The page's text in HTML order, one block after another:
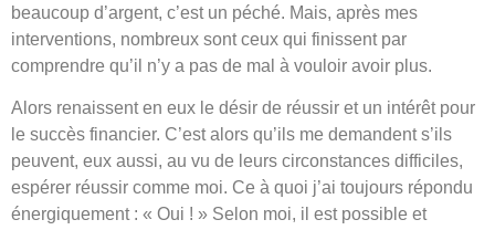
beaucoup d’argent, c’est un péché. Mais, après mes
interventions, nombreux sont ceux qui finissent par
comprendre qu’il n’y a pas de mal à vouloir avoir plus.
Alors renaissent en eux le désir de réussir et un intérêt pour
le succès financier. C’est alors qu’ils me demandent s’ils
peuvent, eux aussi, au vu de leurs circonstances difficiles,
espérer réussir comme moi. Ce à quoi j’ai toujours répondu
énergiquement : « Oui ! » Selon moi, il est possible et